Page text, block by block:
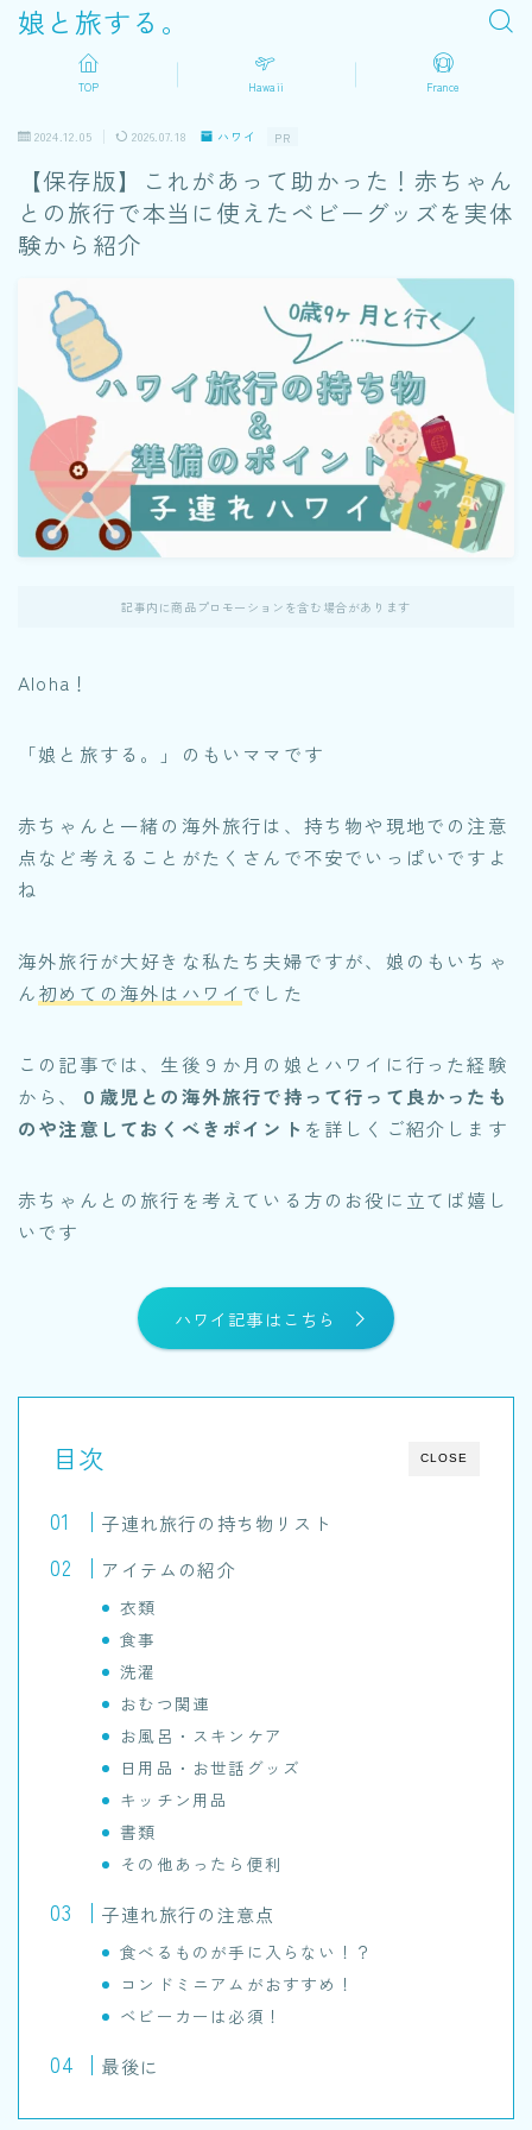
娘と旅する。
TOP Hawaii France
2024.12.05 2026.07.18 ハワイ PR
【保存版】これがあって助かった！赤ちゃん
との旅行で本当に使えたベビーグッズを実体
験から紹介
記事内に商品プロモーションを含む場合があります
Aloha！
「娘と旅する。」のもいママです
赤ちゃんと一緒の海外旅行は、持ち物や現地での注意
点など考えることがたくさんで不安でいっぱいですよ
ね
海外旅行が大好きな私たち夫婦ですが、娘のもいちゃ
ん初めての海外はハワイ でした
この記事では、生後９か月の娘とハワイに行った経験
から、
０歳児との海外旅行で持って行って良かったも
のや注意しておくべきポイント を詳しくご紹介します
赤ちゃんとの旅行を考えている方のお役に立てば嬉し
いです
ハワイ記事はこちら
CLOSE
目次
子連れ旅行の持ち物リスト
アイテムの紹介
衣類
食事
洗濯
おむつ関連
お風呂・スキンケア
日用品・お世話グッズ
キッチン用品
書類
その他あったら便利
子連れ旅行の注意点
食べるものが手に入らない！？
コンドミニアムがおすすめ！
ベビーカーは必須！
最後に